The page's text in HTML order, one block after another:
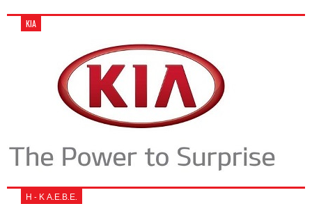
KIA
Η - Κ Α.Ε.Β.Ε.